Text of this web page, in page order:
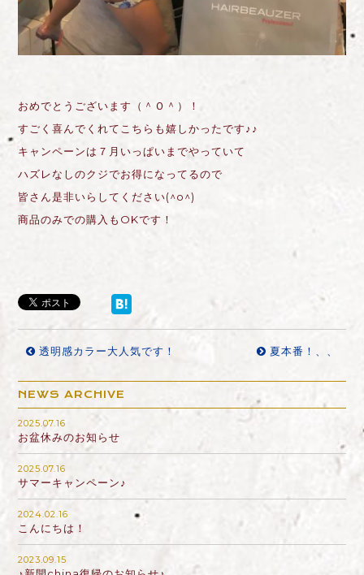
おめでとうございます（＾Ｏ＾）！
すごく喜んでくれてこちらも嬉しかったです♪♪
キャンペーンは７月いっぱいまでやっていて
ハズレなしのクジでお得になってるので
皆さん是非いらしてください(^o^)
商品のみでの購入もOKです！
透明感カラー大人気です！ 夏本番！、、
NEWS ARCHIVE
2025.07.16
お盆休みのお知らせ
2025.07.16
サマーキャンペーン♪
2024.02.16
こんにちは！
2023.09.15